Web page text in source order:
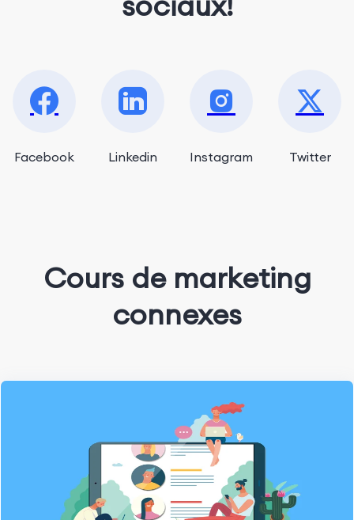
Facebook Linkedin Instagram Twitter
Cours de marketing
connexes